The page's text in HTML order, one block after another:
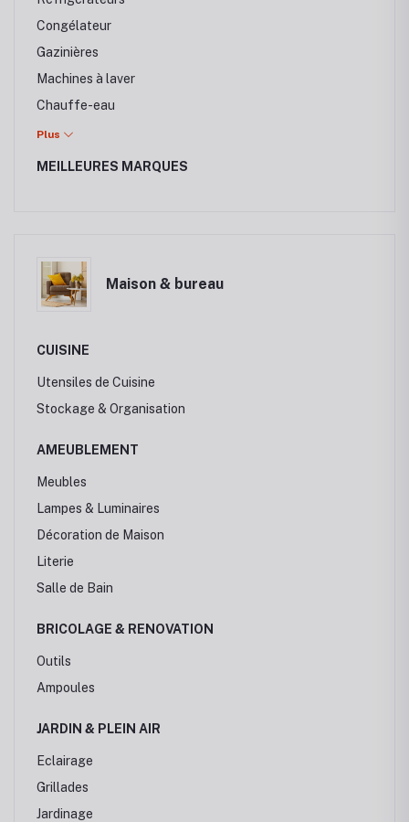
Congélateur
Gazinières
Machines à laver
Chauffe-eau
Climatiseurs & Splits
Plus
MEILLEURES MARQUES
Maison & bureau
CUISINE
Utensiles de Cuisine
Stockage & Organisation
AMEUBLEMENT
Meubles
Lampes & Luminaires
Décoration de Maison
Literie
Salle de Bain
BRICOLAGE & RENOVATION
Outils
Ampoules
JARDIN & PLEIN AIR
Eclairage
Grillades
Jardinage